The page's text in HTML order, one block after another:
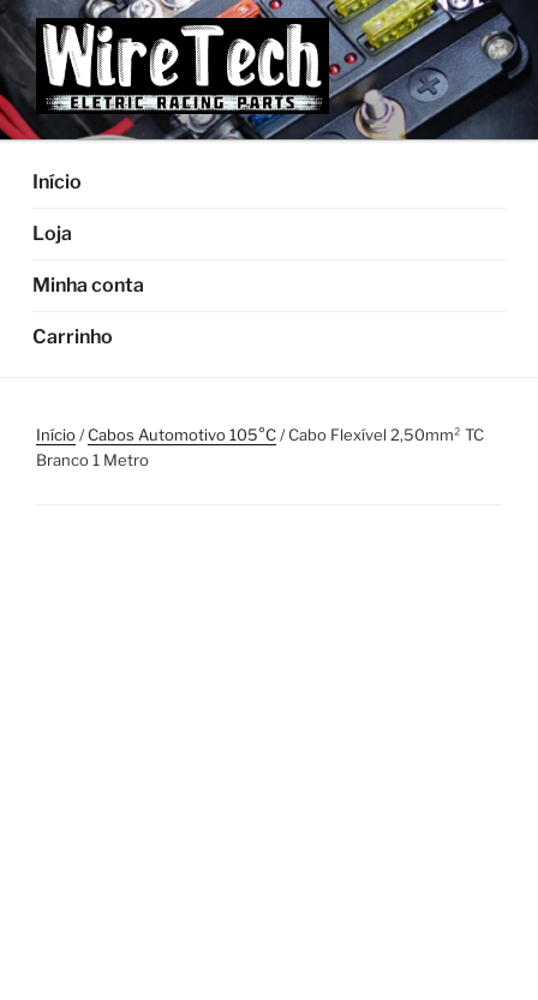
Pular
para
o
conteúdo
Início
Loja
Minha conta
Carrinho
Início/Cabos Automotivo 105°C/ Cabo Flexível 2,50mm² TC
Branco 1 Metro